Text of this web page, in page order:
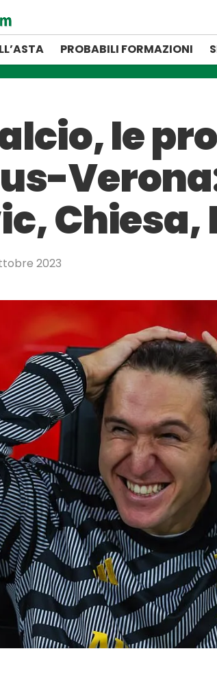
PROBABILI FORMAZIONI
le
Chiesa,
2023